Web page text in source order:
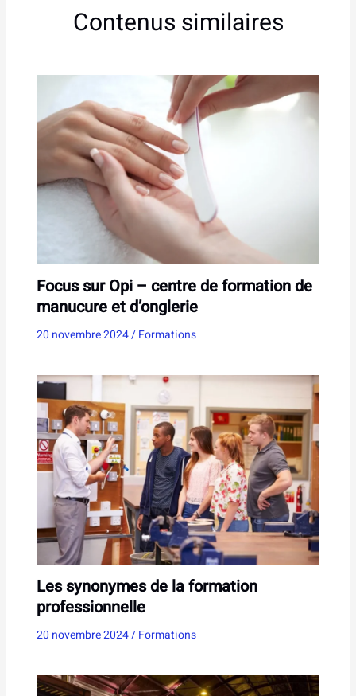
Contenus similaires
Focus sur Opi – centre de formation de
manucure et d’onglerie
20 novembre 2024/Formations
Les synonymes de la formation
professionnelle
20 novembre 2024/Formations